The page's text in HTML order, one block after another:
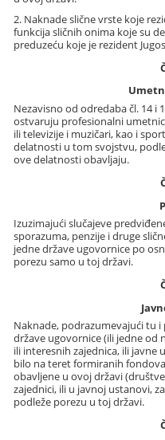
2. Naknade slične vrste koje
funkcija sličnih onima koje su
preduzeću koje je rezident
Nezavisno od odredaba čl. 14 i
ostvaruju profesionalni
ili televizije i muzičari, kao i
delatnosti u tom svojstvu,
ove delatnosti obavljaju.
Izuzimajući slučajeve
sporazuma, penzije i druge
jedne države ugovornice po
porezu samo u toj državi.
Naknade, podrazumevajući tu
države ugovornice (ili jedne od
ili interesnih zajednica, ili javne
bilo na teret formiranih
obavljene u ovoj državi
zajednici, ili u javnoj ustanovi,
podleže porezu u toj državi.